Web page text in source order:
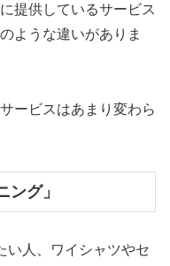
提供しているサービス
ような違いがありま
ービスはあまり変わら
グ」
い人、ワイシャツやセ